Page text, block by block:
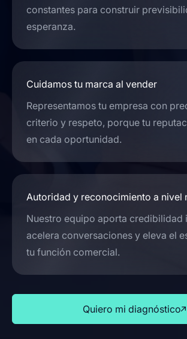
constantes para construir
esperanza.
Cuidamos tu marca al vender
Representamos tu empresa con
criterio y respeto, porque tu
en cada oportunidad.
Autoridad y reconocimiento a nivel
Nuestro equipo aporta credibilidad
acelera conversaciones y eleva el
tu función comercial.
Quiero mi diagnóstico